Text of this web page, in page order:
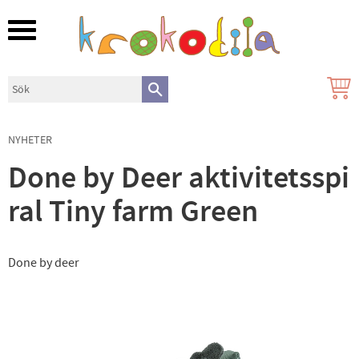
Meny
NYHETER
Done by Deer aktivitetsspi
ral Tiny farm Green
Done by deer